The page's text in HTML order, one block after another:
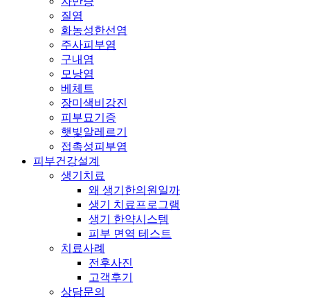
질염
화농성한선염
주사피부염
구내염
모낭염
베체트
장미색비강진
피부묘기증
햇빛알레르기
접촉성피부염
피부건강설계
생기치료
왜 생기한의원일까
생기 치료프로그램
생기 한약시스템
피부 면역 테스트
치료사례
전후사진
고객후기
상담문의